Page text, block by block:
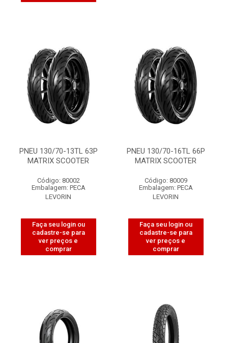
PNEU 130/70-13TL 63P
MATRIX SCOOTER
Código: 80002
Embalagem: PECA
LEVORIN
Faça seu login ou
cadastre-se para
ver preços e
comprar
PNEU 130/70-16TL 66P
MATRIX SCOOTER
Código: 80009
Embalagem: PECA
LEVORIN
Faça seu login ou
cadastre-se para
ver preços e
comprar